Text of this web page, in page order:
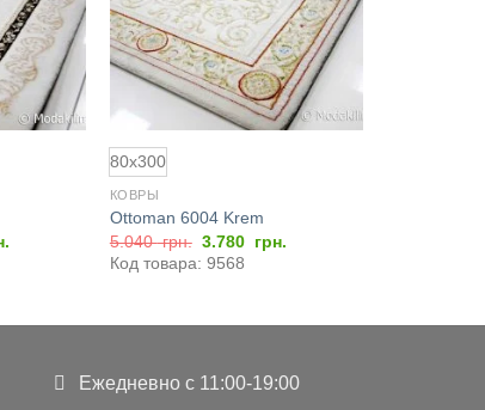
80x300
КОВРЫ
Ottoman 6004 Krem
5.040грн. Первоначальная
цена
составляла
3.780 грн.
Код товара: 9568
Ежедневно с 11:00-19:00